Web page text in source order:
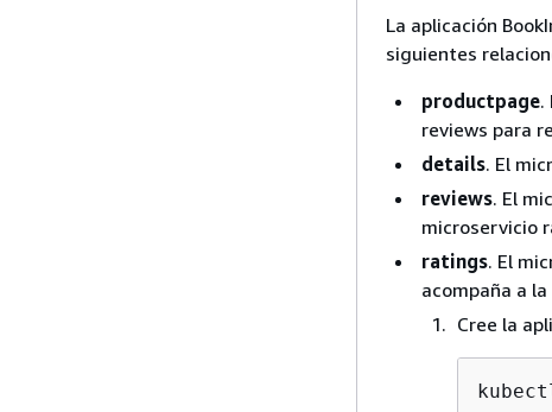
La aplicación
siguientes
productpage.
reviews para
details. El
reviews. El
microservicio
ratings. El
acompaña a
Cree la